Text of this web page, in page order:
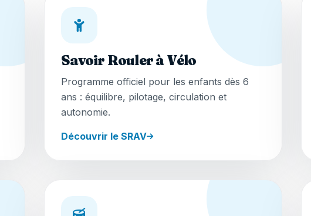
Savoir Rouler à Vélo
Programme officiel pour les enfants dès 6
ans : équilibre, pilotage, circulation et
autonomie.
Découvrir le SRAV